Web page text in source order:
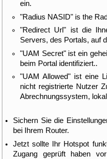
ein.
"Radius NASID" is the
"Redirect Url" ist die
Servers, des Portals, auf
"UAM Secret" ist ein
beim Portal identifiziert..
"UAM Allowed" ist eine
nicht registrierte Nutzer
Abrechnungssystem,
Sichern Sie die
bei Ihrem Router.
Jetzt sollte Ihr Hotspot
Zugang geprüft haben